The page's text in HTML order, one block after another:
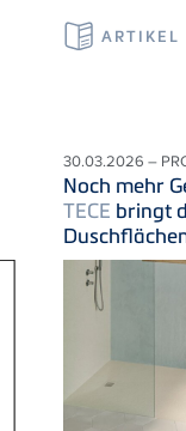
ARTIKEL
30.03.2026 –
Noch mehr
TECE bringt